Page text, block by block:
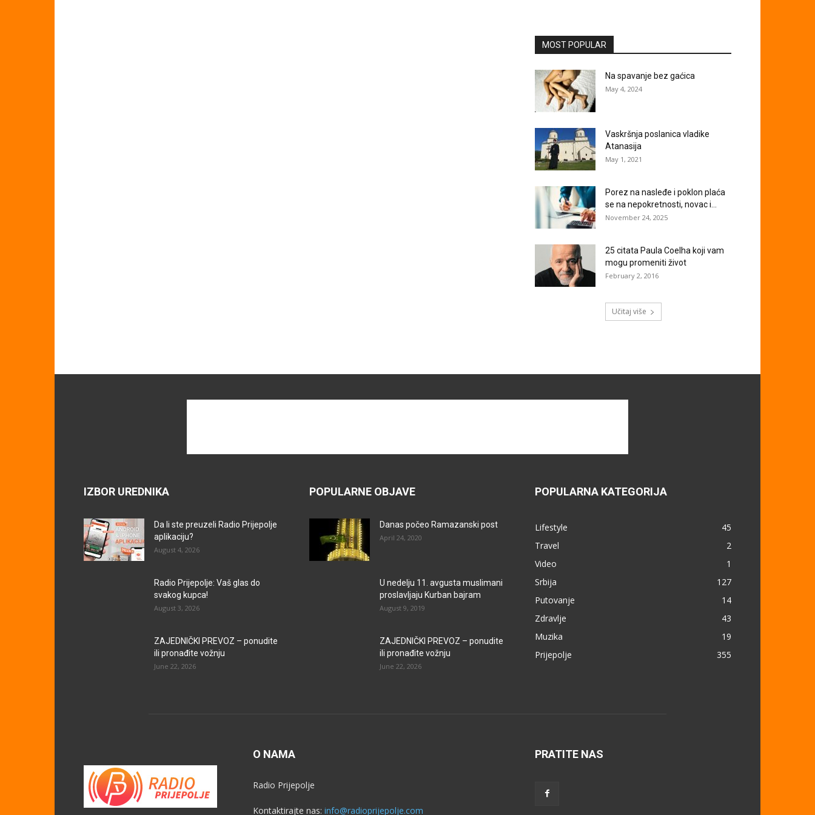
MOST POPULAR
Na spavanje bez gaćica
May 4, 2024
Vaskršnja poslanica vladike
Atanasija
May 1, 2021
Porez na nasleđe i poklon plaća
se na nepokretnosti, novac i...
November 24, 2025
25 citata Paula Coelha koji vam
mogu promeniti život
February 2, 2016
Učitaj više
IZBOR UREDNIKA
Da li ste preuzeli Radio Prijepolje
aplikaciju?
August 4, 2026
Radio Prijepolje: Vaš glas do
svakog kupca!
August 3, 2026
ZAJEDNIČKI PREVOZ – ponudite
ili pronađite vožnju
June 22, 2026
POPULARNE OBJAVE
Danas počeo Ramazanski post
April 24, 2020
U nedelju 11. avgusta muslimani
proslavljaju Kurban bajram
August 9, 2019
ZAJEDNIČKI PREVOZ – ponudite
ili pronađite vožnju
June 22, 2026
POPULARNA KATEGORIJA
Lifestyle
45
Travel
2
Video
1
Srbija
127
Putovanje
14
Zdravlje
43
Muzika
19
Prijepolje
355
O NAMA
Radio Prijepolje
Kontaktirajte nas: info@radioprijepolje.com
PRATITE NAS